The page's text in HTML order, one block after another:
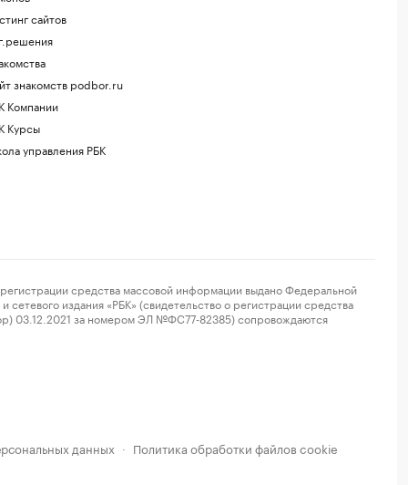
сайтов
знакомств podbor.ru
Компании
Курсы
управления РБК
средства массовой информации выдано Федеральной
издания «РБК» (свидетельство о регистрации средства
03.12.2021 за номером ЭЛ №ФС77-82385) сопровождаются
данных · Политика обработки файлов cookie